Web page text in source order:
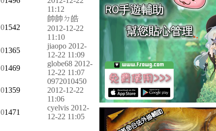
11:12
01542
帥帥ㄉ皓
2012-12-22
11:10
01365
jiaopo 2012-
12-22 11:09
01469
globe68 2012-
12-22 11:07
01359
0972010450
2012-12-22
11:06
01471
cyelvis 2012-
12-22 11:05